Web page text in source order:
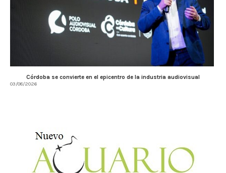
Córdoba se convierte en el epicentro de la industria audiovisual
03/08/2026